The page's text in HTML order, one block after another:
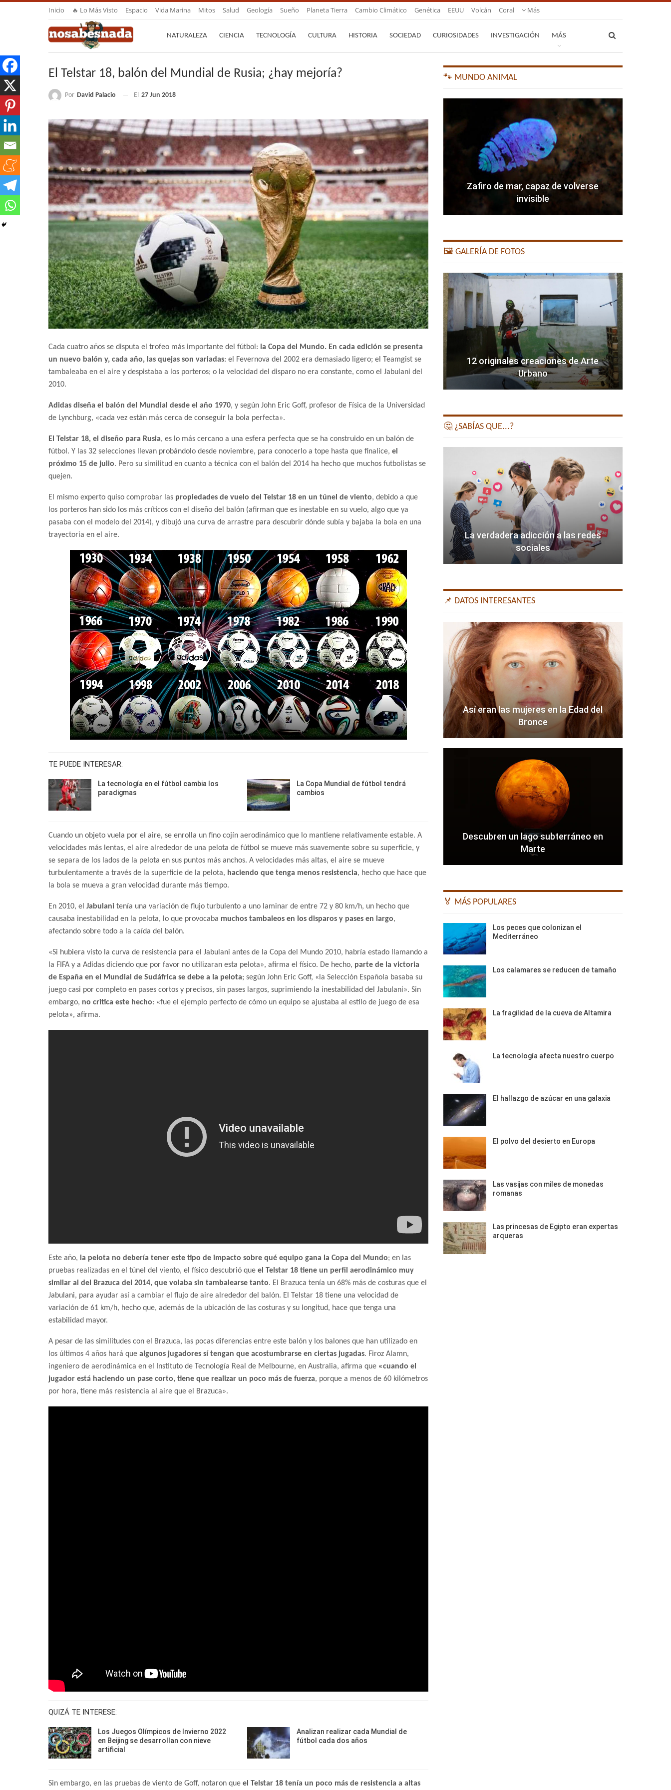
Inicio 🔥 Lo Más Visto Espacio Vida Marina Mitos Salud Geología Sueño Planeta Tierra Cambio Climático Genética EEUU Volcán Coral Más
NATURALEZA CIENCIA TECNOLOGÍA CULTURA HISTORIA SOCIEDAD CURIOSIDADES INVESTIGACIÓN MÁS
El Telstar 18, balón del Mundial de Rusia; ¿hay mejoría?
Por David Palacio El 27 Jun 2018
Cada cuatro años se disputa el trofeo más importante del fútbol: la Copa del Mundo. En cada edición se presenta
un nuevo balón y, cada año, las quejas son variadas: el Fevernova del 2002 era demasiado ligero; el Teamgist se
tambaleaba en el aire y despistaba a los porteros; o la velocidad del disparo no era constante, como el Jabulani del
2010.
Adidas diseña el balón del Mundial desde el año 1970, y según John Eric Goff, profesor de Física de la Universidad
de Lynchburg, «cada vez están más cerca de conseguir la bola perfecta».
El Telstar 18, el diseño para Rusia, es lo más cercano a una esfera perfecta que se ha construido en un balón de
fútbol. Y las 32 selecciones llevan probándolo desde noviembre, para conocerlo a tope hasta que finalice, el
próximo 15 de julio. Pero su similitud en cuanto a técnica con el balón del 2014 ha hecho que muchos futbolistas se
quejen.
El mismo experto quiso comprobar las propiedades de vuelo del Telstar 18 en un túnel de viento, debido a que
los porteros han sido los más críticos con el diseño del balón (afirman que es inestable en su vuelo, algo que ya
pasaba con el modelo del 2014), y dibujó una curva de arrastre para descubrir dónde subía y bajaba la bola en una
trayectoria en el aire.
TE PUEDE INTERESAR:
La tecnología en el fútbol cambia los
paradigmas
La Copa Mundial de fútbol tendrá
cambios
Cuando un objeto vuela por el aire, se enrolla un fino cojín aerodinámico que lo mantiene relativamente estable. A
velocidades más lentas, el aire alrededor de una pelota de fútbol se mueve más suavemente sobre su superficie, y
se separa de los lados de la pelota en sus puntos más anchos. A velocidades más altas, el aire se mueve
turbulentamente a través de la superficie de la pelota, haciendo que tenga menos resistencia, hecho que hace que
la bola se mueva a gran velocidad durante más tiempo.
En 2010, el Jabulani tenía una variación de flujo turbulento a uno laminar de entre 72 y 80 km/h, un hecho que
causaba inestabilidad en la pelota, lo que provocaba muchos tambaleos en los disparos y pases en largo,
afectando sobre todo a la caída del balón.
«Si hubiera visto la curva de resistencia para el Jabulani antes de la Copa del Mundo 2010, habría estado llamando a
la FIFA y a Adidas diciendo que por favor no utilizaran esta pelota», afirma el físico. De hecho, parte de la victoria
de España en el Mundial de Sudáfrica se debe a la pelota; según John Eric Goff, «la Selección Española basaba su
juego casi por completo en pases cortos y precisos, sin pases largos, suprimiendo la inestabilidad del Jabulani». Sin
embargo, no critica este hecho: «fue el ejemplo perfecto de cómo un equipo se ajustaba al estilo de juego de esa
pelota», afirma.
Este año, la pelota no debería tener este tipo de impacto sobre qué equipo gana la Copa del Mundo; en las
pruebas realizadas en el túnel del viento, el físico descubrió que el Telstar 18 tiene un perfil aerodinámico muy
similar al del Brazuca del 2014, que volaba sin tambalearse tanto. El Brazuca tenía un 68% más de costuras que el
Jabulani, para ayudar así a cambiar el flujo de aire alrededor del balón. El Telstar 18 tiene una velocidad de
variación de 61 km/h, hecho que, además de la ubicación de las costuras y su longitud, hace que tenga una
estabilidad mayor.
A pesar de las similitudes con el Brazuca, las pocas diferencias entre este balón y los balones que han utilizado en
los últimos 4 años hará que algunos jugadores sí tengan que acostumbrarse en ciertas jugadas. Firoz Alamn,
ingeniero de aerodinámica en el Instituto de Tecnología Real de Melbourne, en Australia, afirma que «cuando el
jugador está haciendo un pase corto, tiene que realizar un poco más de fuerza, porque a menos de 60 kilómetros
por hora, tiene más resistencia al aire que el Brazuca».
QUIZÁ TE INTERESE:
Los Juegos Olímpicos de Invierno 2022
en Beijing se desarrollan con nieve
artificial
Analizan realizar cada Mundial de
fútbol cada dos años
Sin embargo, en las pruebas de viento de Goff, notaron que el Telstar 18 tenía un poco más de resistencia a altas
🐾 MUNDO ANIMAL
Zafiro de mar, capaz de volverse
invisible
🖼️ GALERÍA DE FOTOS
12 originales creaciones de Arte
Urbano
🤔 ¿SABÍAS QUE...?
La verdadera adicción a las redes
sociales
📌 DATOS INTERESANTES
Así eran las mujeres en la Edad del
Bronce
Descubren un lago subterráneo en
Marte
🏅 MÁS POPULARES
Los peces que colonizan el
Mediterráneo
Los calamares se reducen de tamaño
La fragilidad de la cueva de Altamira
La tecnología afecta nuestro cuerpo
El hallazgo de azúcar en una galaxia
El polvo del desierto en Europa
Las vasijas con miles de monedas
romanas
Las princesas de Egipto eran expertas
arqueras